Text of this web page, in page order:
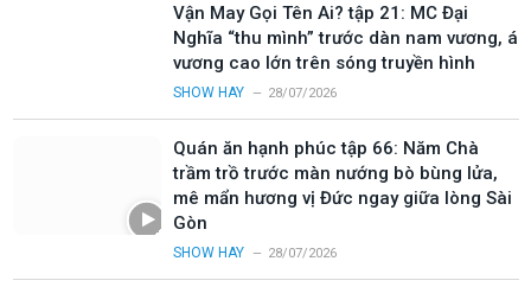
Vận May Gọi Tên Ai? tập 21: MC Đại
Nghĩa “thu mình” trước dàn nam vương, á
vương cao lớn trên sóng truyền hình
SHOW HAY 28/07/2026
Quán ăn hạnh phúc tập 66: Năm Chà
trầm trồ trước màn nướng bò bùng lửa,
mê mẩn hương vị Đức ngay giữa lòng Sài
Gòn
SHOW HAY 28/07/2026